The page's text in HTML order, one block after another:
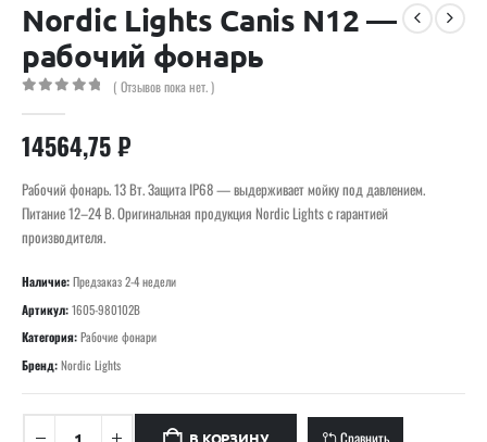
Nordic Lights Canis N12 —
рабочий фонарь
( Отзывов пока нет. )
14564,75₽
Рабочий фонарь. 13 Вт. Защита IP68 — выдерживает мойку под давлением.
Питание 12–24 В. Оригинальная продукция Nordic Lights с гарантией
производителя.
Наличие:Предзаказ 2-4 недели
Артикул:1605-980102B
Категория:Рабочие фонари
Бренд:Nordic Lights
В КОРЗИНУ